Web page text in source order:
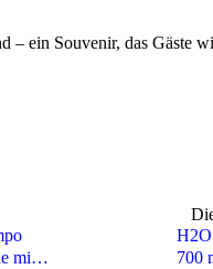
– ein Souvenir, das Gäste
mit
700